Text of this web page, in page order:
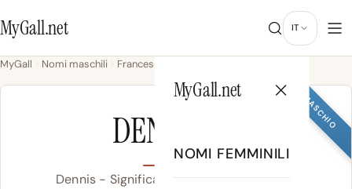
MyGall.net IT
MyGall.net
NOMI FEMMINILI
MyGall Nomi maschili Francese
MASCHIO
DENNIS
Dennis - Significato, Origine & Popolarità